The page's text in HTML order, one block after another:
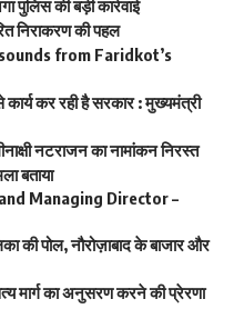
की बड़ी कार्रवाई
निराकरण की पहल
from Faridkot’s
कार्य कर रही है सरकार : मुख्यमंत्री
नटराजन का नामांकन निरस्त
बताया
Managing Director –
की पोल, नौरोज़ाबाद के बाजार और
मार्ग का अनुसरण करने की प्रेरणा